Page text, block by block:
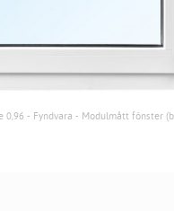
- Fyndvara - Modulmått fönster